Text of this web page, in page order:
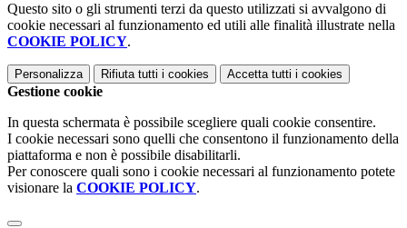
Questo sito o gli strumenti terzi da questo utilizzati si avvalgono di
cookie necessari al funzionamento ed utili alle finalità illustrate nella
COOKIE POLICY.
Personalizza Rifiuta tutti i cookies Accetta tutti i cookies
Gestione cookie
In questa schermata è possibile scegliere quali cookie consentire.
I cookie necessari sono quelli che consentono il funzionamento della
piattaforma e non è possibile disabilitarli.
Per conoscere quali sono i cookie necessari al funzionamento potete
visionare la COOKIE POLICY.